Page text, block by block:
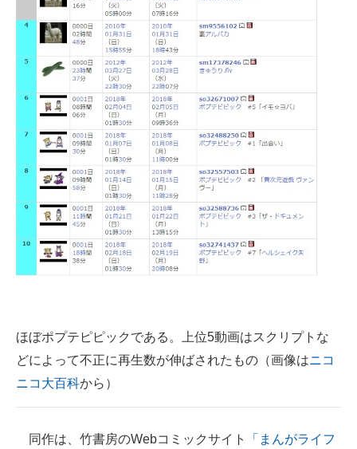
ほぼポプテピピックである。上位5動画はスクリプトな
どによって不正に再生数が伸ばされたもの（画像はニコ
ニコ大百科から）
同作は、竹書房のWebコミックサイト
「まんがライフ